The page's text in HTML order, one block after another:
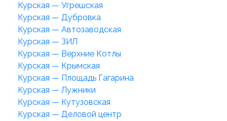
Курская — Угрешская
Курская — Дубровка
Курская — Автозаводская
Курская — ЗИЛ
Курская — Верхние Котлы
Курская — Крымская
Курская — Площадь Гагарина
Курская — Лужники
Курская — Кутузовская
Курская — Деловой центр